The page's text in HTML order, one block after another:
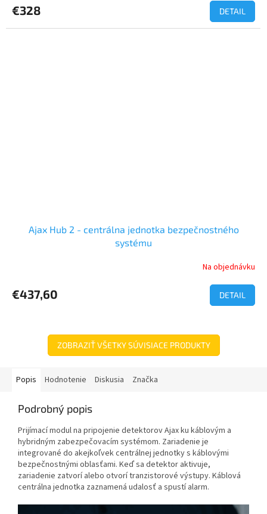
produktu
je
5,0
€328 DETAIL
Ajax Hub 2 - centrálna jednotka bezpečnostného
systému
Na objednávku
€437,60 DETAIL
ZOBRAZIŤ VŠETKY SÚVISIACE PRODUKTY
Popis Hodnotenie Diskusia Značka
Podrobný popis
Prijímací modul na pripojenie detektorov Ajax ku káblovým a
hybridným zabezpečovacím systémom. Zariadenie je
integrované do akejkoľvek centrálnej jednotky s káblovými
bezpečnostnými oblasťami. Keď sa detektor aktivuje,
zariadenie zatvorí alebo otvorí tranzistorové výstupy. Káblová
centrálna jednotka zaznamená udalosť a spustí alarm.